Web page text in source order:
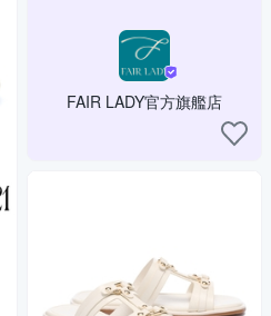
FAIR LADY官方旗艦店